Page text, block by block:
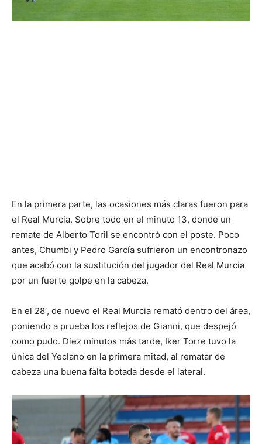
En la primera parte, las ocasiones más claras fueron para
el Real Murcia. Sobre todo en el minuto 13, donde un
remate de Alberto Toril se encontró con el poste. Poco
antes, Chumbi y Pedro García sufrieron un encontronazo
que acabó con la sustitución del jugador del Real Murcia
por un fuerte golpe en la cabeza.
En el 28′, de nuevo el Real Murcia remató dentro del área,
poniendo a prueba los reflejos de Gianni, que despejó
como pudo. Diez minutos más tarde, Iker Torre tuvo la
única del Yeclano en la primera mitad, al rematar de
cabeza una buena falta botada desde el lateral.